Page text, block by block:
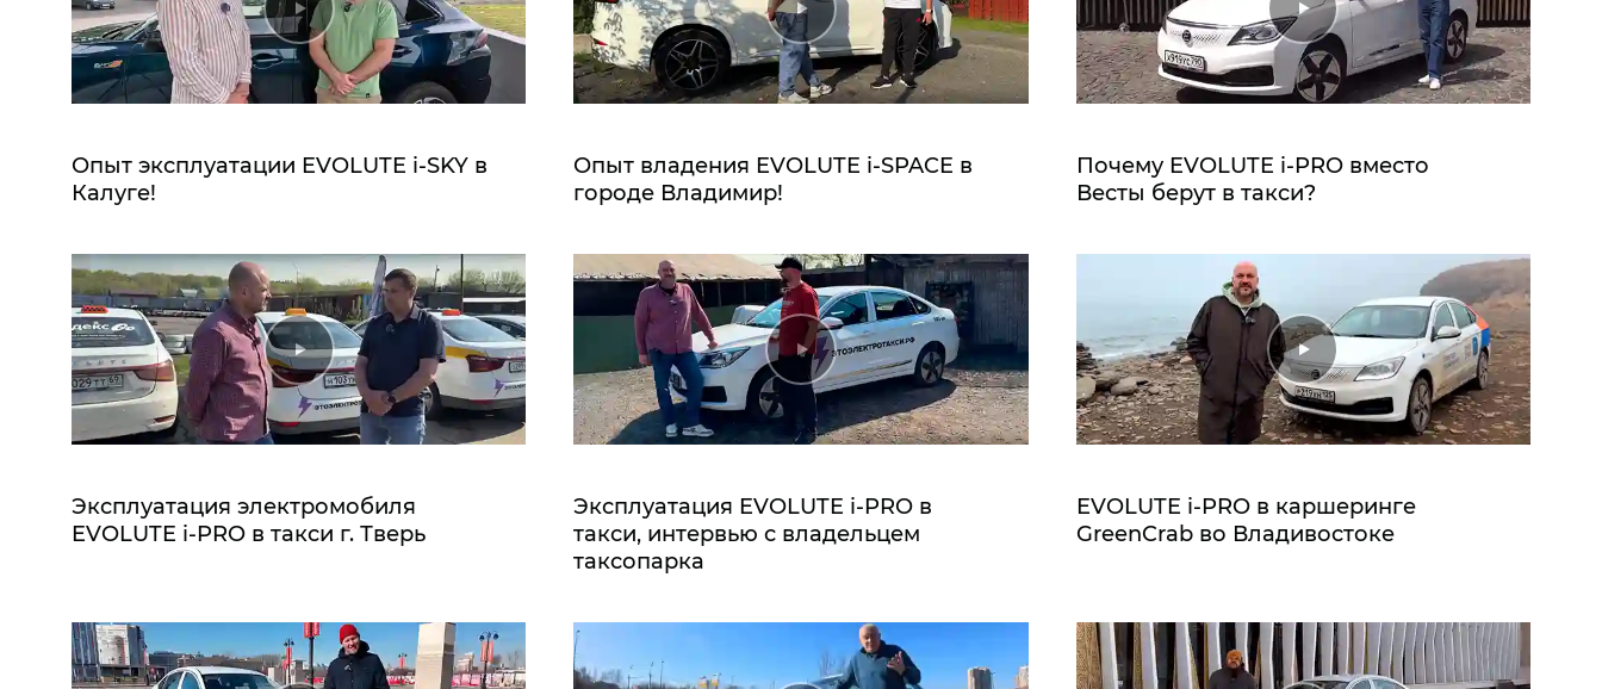
Опыт эксплуатации EVOLUTE i‑SKY в
Калуге!
Опыт владения EVOLUTE i‑SPACE в
городе Владимир!
Почему EVOLUTE i‑PRO вместо
Весты берут в такси?
Эксплуатация электромобиля
EVOLUTE i‑PRO в такси г. Тверь
Эксплуатация EVOLUTE i‑PRO в
такси, интервью с владельцем
таксопарка
EVOLUTE i‑PRO в каршеринге
GreenCrab во Владивостоке